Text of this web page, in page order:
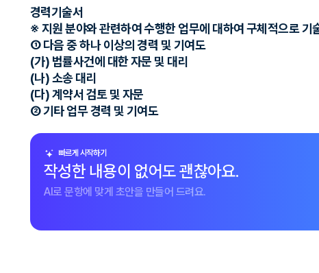
경력기술서
※ 지원 분야와 관련하여 수행한 업무에 대하여 구체적으로 기
① 다음 중 하나 이상의 경력 및 기여도
(가) 법률사건에 대한 자문 및 대리
(나) 소송 대리
(다) 계약서 검토 및 자문
② 기타 업무 경력 및 기여도
빠르게 시작하기
작성한 내용이 없어도 괜찮아요.
AI로 문항에 맞게 초안을 만들어 드려요.